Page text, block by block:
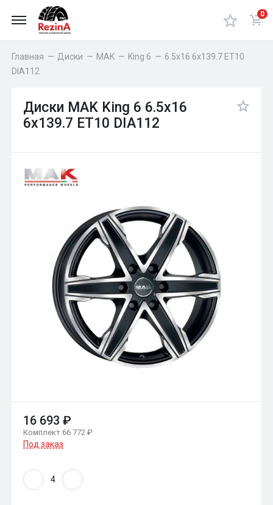
0
Главная — Диски — MAK — King 6 — 6.5x16 6x139.7 ET10
DIA112
Диски MAK King 6 6.5x16
6x139.7 ET10 DIA112
16 693 ₽
Комплект 66 772 ₽
Под заказ